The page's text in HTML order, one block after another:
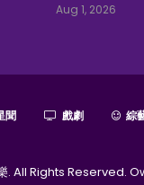
Aug 1, 2026
聞 戲劇 綜
. All Rights Reserved.